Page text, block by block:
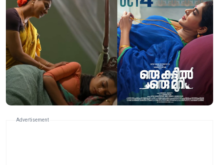
Advertisement